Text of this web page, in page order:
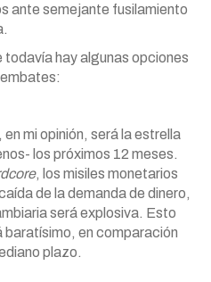
ante semejante fusilamiento
todavía hay algunas opciones
en mi opinión, será la estrella
los próximos 12 meses.
, los misiles monetarios
de la demanda de dinero,
será explosiva. Esto
en comparación
plazo.